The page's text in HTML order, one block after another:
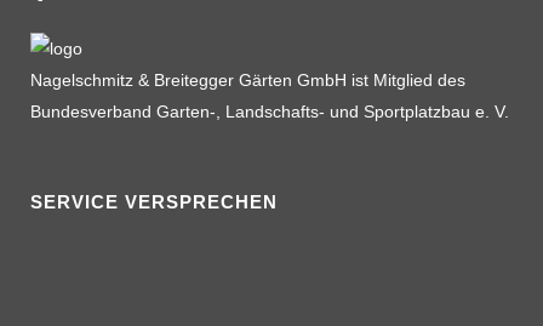
Nagelschmitz & Breitegger Gärten GmbH ist Mitglied des
Bundesverband Garten-, Landschafts- und Sportplatzbau e. V.
SERVICE VERSPRECHEN